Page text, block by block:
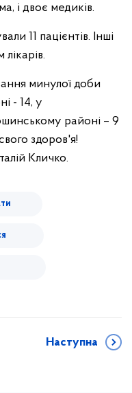
і двоє медиків.
11 пацієнтів. Інші
минулої доби
- 14, у
районі – 9
здоров'я!
Кличко.
Наступна